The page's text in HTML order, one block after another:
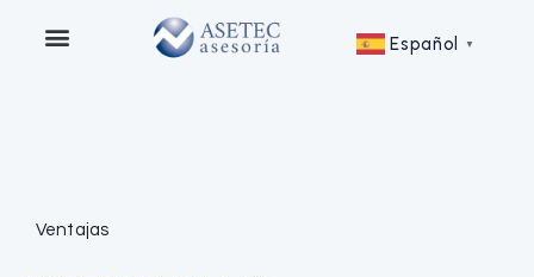
Español ▼
Ventajas